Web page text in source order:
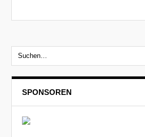
SPONSOREN